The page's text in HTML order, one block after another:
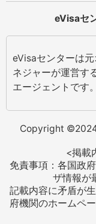
eVisaセ
eVisaセンターは
ネジャーが運営す
エージェントです。
Copyright
<掲載
免責事項：各国政
ザ情報が
記載内容に矛盾が
府機関のホームペ